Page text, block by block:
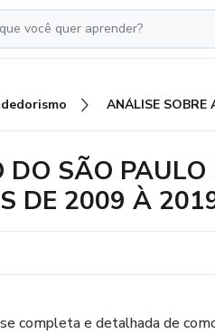
SÃO PAULO
DE 2009 À
completa e detalhada de